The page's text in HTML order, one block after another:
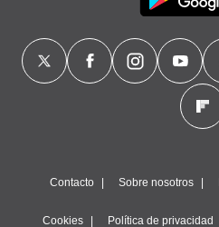
Contacto Sobre nosotros
Cookies Política de privacidad